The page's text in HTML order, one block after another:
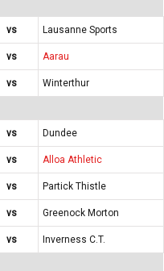
vs
Lausanne Sports
vs
Aarau
vs Winterthur
vs
Dundee
vs
Alloa Athletic
vs
Partick Thistle
vs
Greenock Morton
vs Inverness C.T.